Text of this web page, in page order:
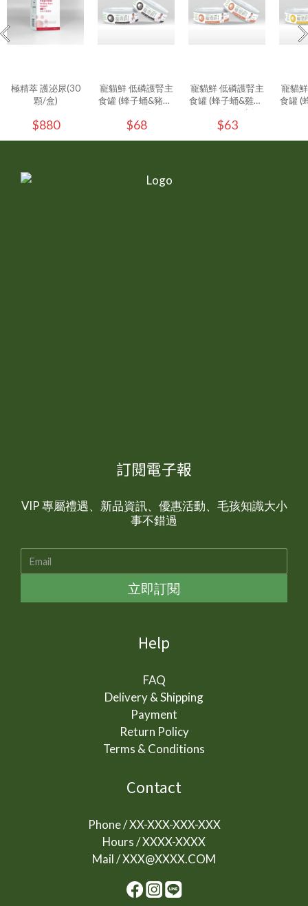
極精萃 護泌尿(30
顆/盒)
$880
寵貓鮮 低磷護腎主
食罐 (蜂子蛹&豬肉)
80g/罐
$68
寵貓鮮 低磷護腎主
食罐 (蜂子蛹&雞肉)
80g/罐 - (1入)
$63
寵貓
食罐 (
訂閱電子報
VIP 專屬禮遇、新品資訊、優惠活動、毛孩知識大小
事不錯過
立即訂閱
Help
FAQ
Delivery & Shipping
Payment
Return Policy
Terms & Conditions
Contact
Phone / XX-XXX-XXX-XXX
Hours / XXXX-XXXX
Mail / XXX@XXXX.COM